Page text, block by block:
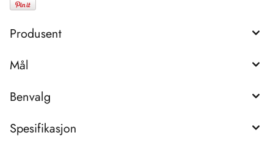
Produsent
Mål
Benvalg
Spesifikasjon